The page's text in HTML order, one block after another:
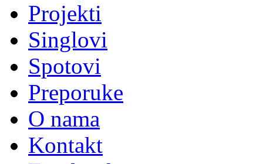
Projekti
Singlovi
Spotovi
Preporuke
O nama
Kontakt